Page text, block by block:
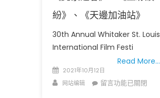
美
國
人
受
中
紛》、《天邊加油站》
30th Annual Whitaker St. Louis
International Film Festi
Read More…
Posted
on
2021年10月12日
Author
网站编辑
在
留言功能已關閉